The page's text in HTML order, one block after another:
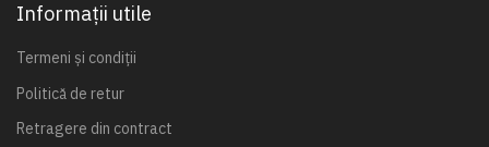
Informații utile
Termeni și condiții
Politică de retur
Retragere din contract